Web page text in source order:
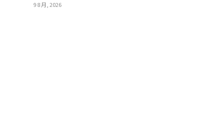
9 8 月, 2026